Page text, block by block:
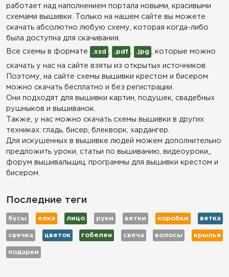
работает над наполнением портала новыми, красивыми
схемами вышивки. Только на нашем сайте вы можете
скачать абсолютно любую схему, которая когда-либо
была доступна для скачивания.
Все схемы в формате
.xsd .pdf .jpg , которые можно
скачать у нас на сайте взяты из открытых источников.
Поэтому, на сайте схемы вышивки крестом и бисером
можно скачать бесплатно и без регистрации.
Они подходят для вышивки картин, подушек, свадебных
рушныков и вышиванок.
Также, у нас можно скачать схемы вышивки в других
техниках: гладь, бисер, блекворк, хардангер.
Для искушенных в вышивке людей можем дополнительно
предложить уроки, статьи по вышиванию, видеоуроки,,
форум вышивальщиц, программы для вышивки крестом и
бисером.
Последние теги
бусы елка лицо руки ветки коробки ветка
свечка цветок гобелен свеча волосы крылья
подарки